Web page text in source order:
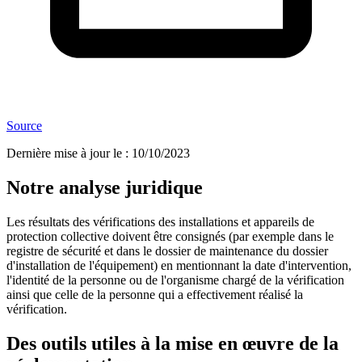
Source
Dernière mise à jour le : 10/10/2023
Notre analyse juridique
Les résultats des vérifications des installations et appareils de
protection collective doivent être consignés (par exemple dans le
registre de sécurité et dans le dossier de maintenance du dossier
d'installation de l'équipement) en mentionnant la date d'intervention,
l'identité de la personne ou de l'organisme chargé de la vérification
ainsi que celle de la personne qui a effectivement réalisé la
vérification.
Des outils utiles à la mise en œuvre de la